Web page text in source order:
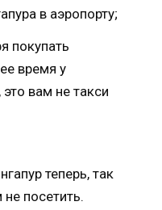
в аэропорту;
покупать
время у
это вам не такси
теперь, так
посетить.